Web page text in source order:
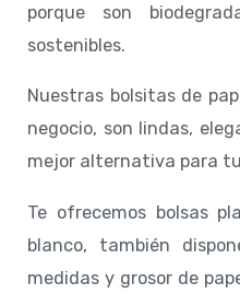
porque son
sostenibles.
Nuestras bolsitas de
negocio, son lindas,
mejor alternativa para
Te ofrecemos bolsas
blanco, también
medidas y grosor de